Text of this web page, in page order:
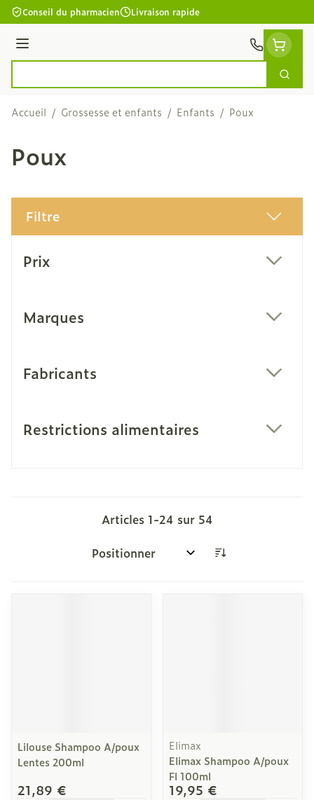
Aller au contenu
Conseil du pharmacien Livraison rapide
Menu
Accueil / Grossesse et enfants / Enfants / Poux
Poux
Filtre
Prix
Marques
Fabricants
Restrictions alimentaires
Articles 1-24 sur 54
Trier par:
Lilouse Shampoo A/poux
Lentes 200ml
21,89 €
Elimax
Elimax Shampoo A/poux
Fl 100ml
19,95 €